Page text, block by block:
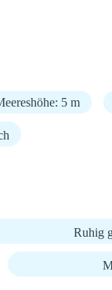
5 m
Ruhig